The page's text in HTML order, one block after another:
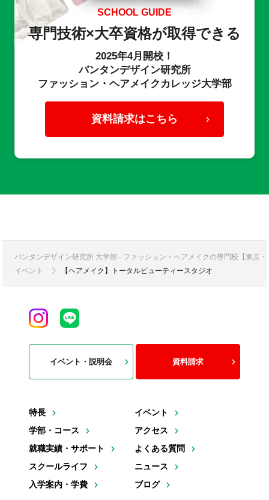
SCHOOL GUIDE
専門技術×大卒資格が取得できる
2025年4月開校！
バンタンデザイン研究所
ファッション・ヘアメイクカレッジ大学部
資料請求はこちら
バンタンデザイン研究所 大学部 - ファッション・ヘアメイクの専門校【東京
イベント
【ヘアメイク】トータルビューティースタジオ
特長
学部・コース
就職実績・サポート
スクールライフ
入学案内・学費
イベント
アクセス
よくある質問
ニュース
ブログ
イベント・説明会 資料請求